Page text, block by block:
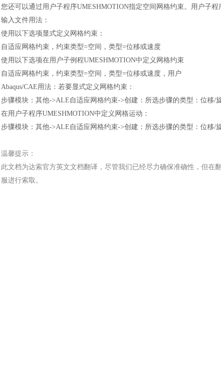
您还可以通过用户子程序UMESHMOTION指定空间网格约束。用户子
输入文件用法 ：
使用以下选项显式定义网格约束 ：
自适应网格约束，约束类型=空间，类型=位移或速度
使用以下选项在用户子例程UMESHMOTION中定义网格约束
自适应网格约束，约束类型=空间，类型=位移或速度，用户
Abaqus/CAE用法 ： 若要显式定义网格约束 ：
步骤模块 ： 其他->ALE自适应网格约束->创建 ： 所选步骤的类型 ： 位移/
在用户子程序UMESHMOTION中定义网格运动 ：
步骤模块 ： 其他->ALE自适应网格约束->创建 ： 所选步骤的类型 ： 位移/
温馨提示：
此文档为达索官方英文文档翻译，尽管我们已经尽力确保准确性，但在
服进行索取。